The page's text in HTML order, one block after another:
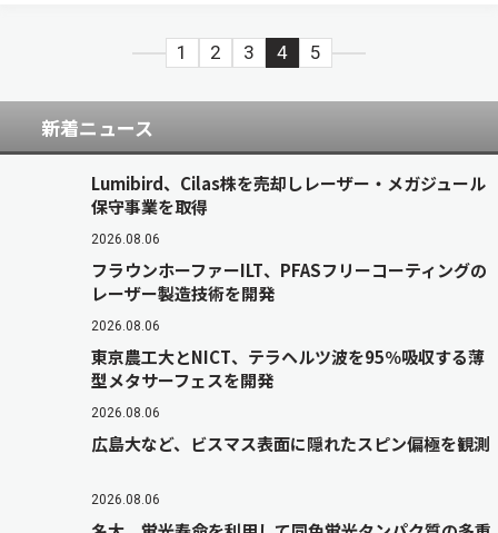
1 2 3 4 5
新着ニュース
Lumibird、Cilas株を売却しレーザー・メガジュール
保守事業を取得
2026.08.06
フラウンホーファーILT、PFASフリーコーティングの
レーザー製造技術を開発
2026.08.06
東京農工大とNICT、テラヘルツ波を95％吸収する薄
型メタサーフェスを開発
2026.08.06
広島大など、ビスマス表面に隠れたスピン偏極を観測
2026.08.06